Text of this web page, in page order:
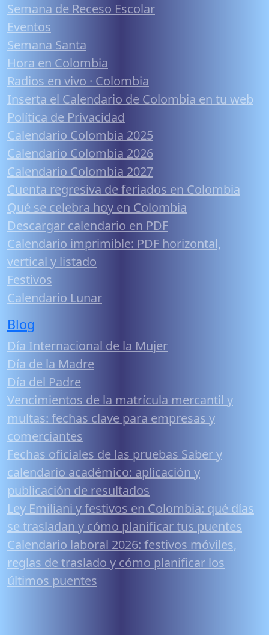
Semana de Receso Escolar
Eventos
Semana Santa
Hora en Colombia
Radios en vivo · Colombia
Inserta el Calendario de Colombia en tu web
Política de Privacidad
Calendario Colombia 2025
Calendario Colombia 2026
Calendario Colombia 2027
Cuenta regresiva de feriados en Colombia
Qué se celebra hoy en Colombia
Descargar calendario en PDF
Calendario imprimible: PDF horizontal,
vertical y listado
Festivos
Calendario Lunar
Blog
Día Internacional de la Mujer
Día de la Madre
Día del Padre
Vencimientos de la matrícula mercantil y
multas: fechas clave para empresas y
comerciantes
Fechas oficiales de las pruebas Saber y
calendario académico: aplicación y
publicación de resultados
Ley Emiliani y festivos en Colombia: qué días
se trasladan y cómo planificar tus puentes
Calendario laboral 2026: festivos móviles,
reglas de traslado y cómo planificar los
últimos puentes